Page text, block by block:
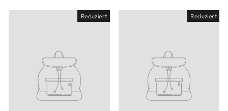
Reduziert Reduziert